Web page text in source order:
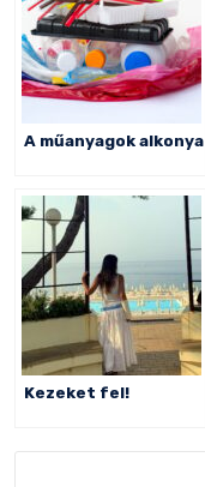
A műanyagok alkonya
Kezeket fel!